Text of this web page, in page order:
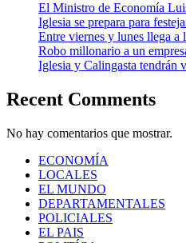
El Ministro de Economía
Iglesia se prepara para
Entre viernes y lunes llega
Robo millonario a un
Iglesia y Calingasta tendrán
Recent Comments
No hay comentarios que mostrar.
ECONOMÍA
LOCALES
EL MUNDO
DEPARTAMENTALES
POLICIALES
EL PAIS